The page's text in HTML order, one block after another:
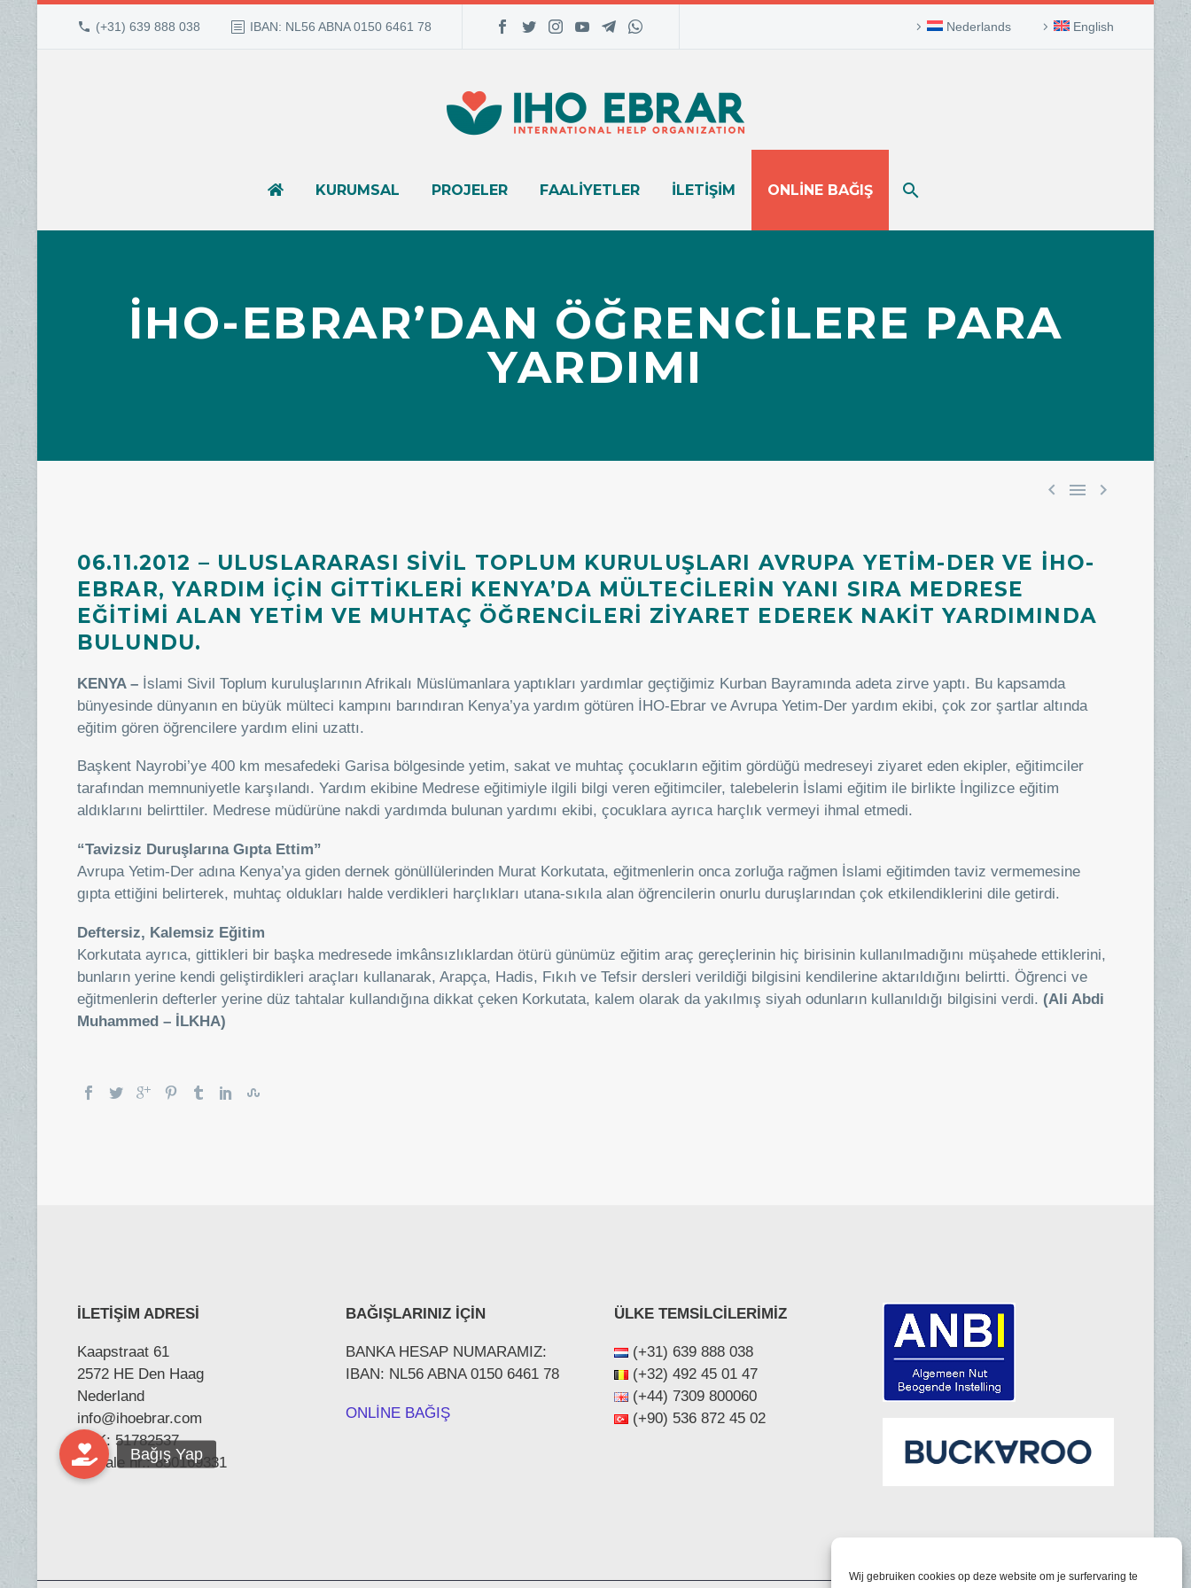
Wij gebruiken cookies op deze website om je surfervaring te
(+31) 639 888 038 IBAN: NL56 ABNA 0150 6461 78 Nederlands English
KURUMSAL PROJELER FAALIYETLER İLETIŞIM ONLINE BAĞIŞ
İHO-EBRAR’DAN ÖĞRENCILERE PARA
YARDIMI
  
06.11.2012 – ULUSLARARASI SIVIL TOPLUM KURULUŞLARI AVRUPA YETIM-DER VE İHO-
EBRAR, YARDIM IÇIN GITTIKLERI KENYA’DA MÜLTECILERIN YANI SIRA MEDRESE
EĞITIMI ALAN YETIM VE MUHTAÇ ÖĞRENCILERI ZIYARET EDEREK NAKIT YARDIMINDA
BULUNDU.
KENYA – İslami Sivil Toplum kuruluşlarının Afrikalı Müslümanlara yaptıkları yardımlar geçtiğimiz Kurban Bayramında adeta zirve yaptı. Bu kapsamda
bünyesinde dünyanın en büyük mülteci kampını barındıran Kenya’ya yardım götüren İHO-Ebrar ve Avrupa Yetim-Der yardım ekibi, çok zor şartlar altında
eğitim gören öğrencilere yardım elini uzattı.
Başkent Nayrobi’ye 400 km mesafedeki Garisa bölgesinde yetim, sakat ve muhtaç çocukların eğitim gördüğü medreseyi ziyaret eden ekipler, eğitimciler
tarafından memnuniyetle karşılandı. Yardım ekibine Medrese eğitimiyle ilgili bilgi veren eğitimciler, talebelerin İslami eğitim ile birlikte İngilizce eğitim
aldıklarını belirttiler. Medrese müdürüne nakdi yardımda bulunan yardımı ekibi, çocuklara ayrıca harçlık vermeyi ihmal etmedi.
“Tavizsiz Duruşlarına Gıpta Ettim”
Avrupa Yetim-Der adına Kenya’ya giden dernek gönüllülerinden Murat Korkutata, eğitmenlerin onca zorluğa rağmen İslami eğitimden taviz vermemesine
gıpta ettiğini belirterek, muhtaç oldukları halde verdikleri harçlıkları utana-sıkıla alan öğrencilerin onurlu duruşlarından çok etkilendiklerini dile getirdi.
Deftersiz, Kalemsiz Eğitim
Korkutata ayrıca, gittikleri bir başka medresede imkânsızlıklardan ötürü günümüz eğitim araç gereçlerinin hiç birisinin kullanılmadığını müşahede ettiklerini,
bunların yerine kendi geliştirdikleri araçları kullanarak, Arapça, Hadis, Fıkıh ve Tefsir dersleri verildiği bilgisini kendilerine aktarıldığını belirtti. Öğrenci ve
eğitmenlerin defterler yerine düz tahtalar kullandığına dikkat çeken Korkutata, kalem olarak da yakılmış siyah odunların kullanıldığı bilgisini verdi. (Ali Abdi
Muhammed – İLKHA)
İLETİŞİM ADRESİ
Kaapstraat 61
2572 HE Den Haag
Nederland
info@ihoebrar.com
KVK: 51782537
Fiscale nr.: 850169331
BAĞIŞLARINIZ İÇİN
BANKA HESAP NUMARAMIZ:
IBAN: NL56 ABNA 0150 6461 78
ONLİNE BAĞIŞ
ÜLKE TEMSİLCİLERİMİZ
(+31) 639 888 038
(+32) 492 45 01 47
(+44) ‪7309 800060‬
(+90) 536 872 45 02